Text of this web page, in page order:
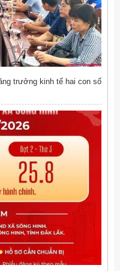
trưởng kinh tế hai con số